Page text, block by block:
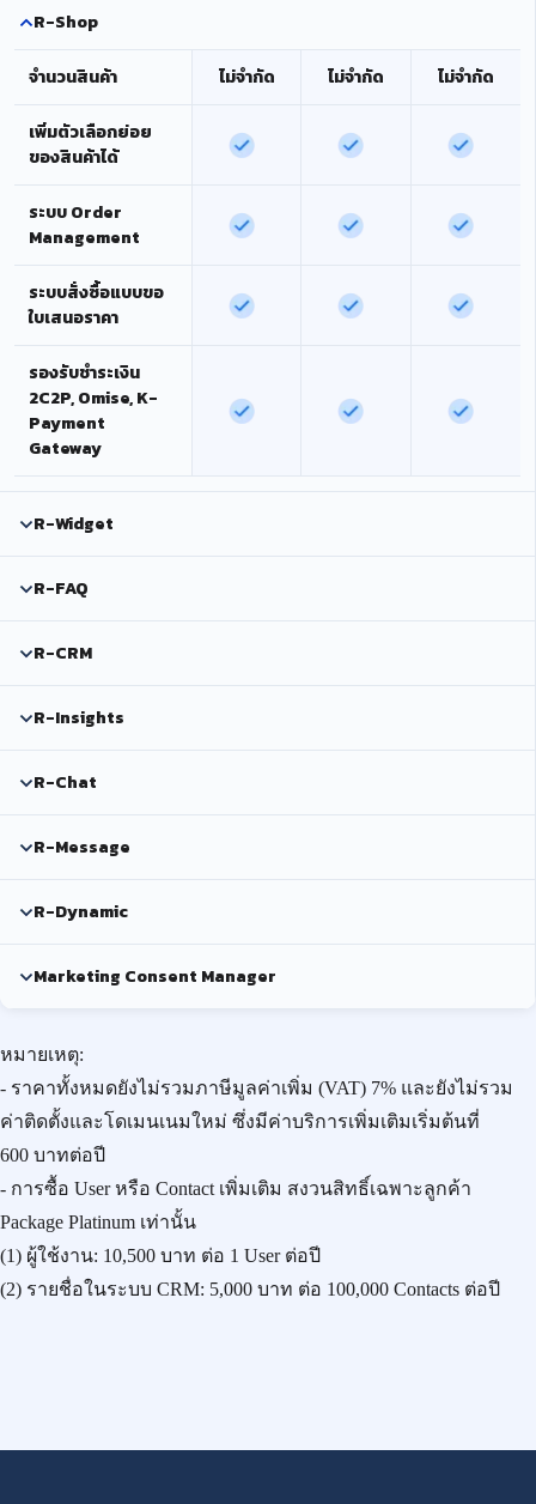
R-Shop
จำนวนสินค้า ไม่จำกัด ไม่จำกัด ไม่จำกัด
เพิ่มตัวเลือกย่อย
ของสินค้าได้
ระบบ Order
Management
ระบบสั่งซื้อแบบขอ
ใบเสนอราคา
รองรับชำระเงิน
2C2P, Omise, K-
Payment
Gateway
R-Widget
R-FAQ
R-CRM
R-Insights
R-Chat
R-Message
R-Dynamic
Marketing Consent Manager
หมายเหตุ:
- ราคาทั้งหมดยังไม่รวมภาษีมูลค่าเพิ่ม (VAT) 7% และยังไม่รวม
ค่าติดตั้งและโดเมนเนมใหม่ ซึ่งมีค่าบริการเพิ่มเติมเริ่มต้นที่
600 บาทต่อปี
- การซื้อ User หรือ Contact เพิ่มเติม สงวนสิทธิ์เฉพาะลูกค้า
Package Platinum เท่านั้น
(1) ผู้ใช้งาน: 10,500 บาท ต่อ 1 User ต่อปี
(2) รายชื่อในระบบ CRM: 5,000 บาท ต่อ 100,000 Contacts ต่อปี